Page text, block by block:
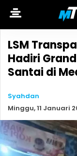
LSM
Hadiri
Santai di
Syahdan
Minggu, 11 Januari